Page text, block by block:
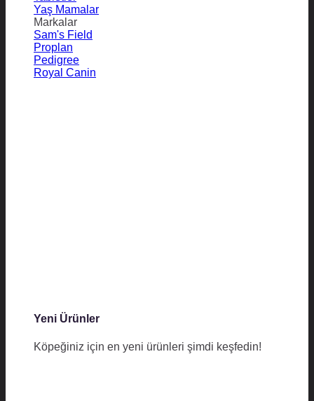
Yaş Mamalar
Markalar
Sam's Field
Proplan
Pedigree
Royal Canin
Yeni Ürünler
Köpeğiniz için en yeni ürünleri şimdi keşfedin!